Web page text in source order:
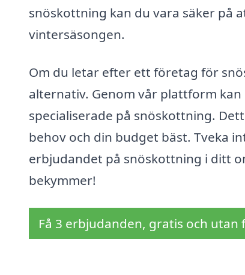
snöskottning kan du vara säker på
vintersäsongen.
Om du letar efter ett företag för
alternativ. Genom vår plattform
specialiserade på snöskottning.
behov och din budget bäst. Tveka
erbjudandet på snöskottning i ditt
bekymmer!
Få 3 erbjudanden, gratis och